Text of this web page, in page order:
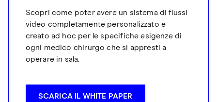
Scopri come poter avere un sistema di flussi
video completamente personalizzato e
creato ad hoc per le specifiche esigenze di
ogni medico chirurgo che si appresti a
operare in sala.
SCARICA IL WHITE PAPER